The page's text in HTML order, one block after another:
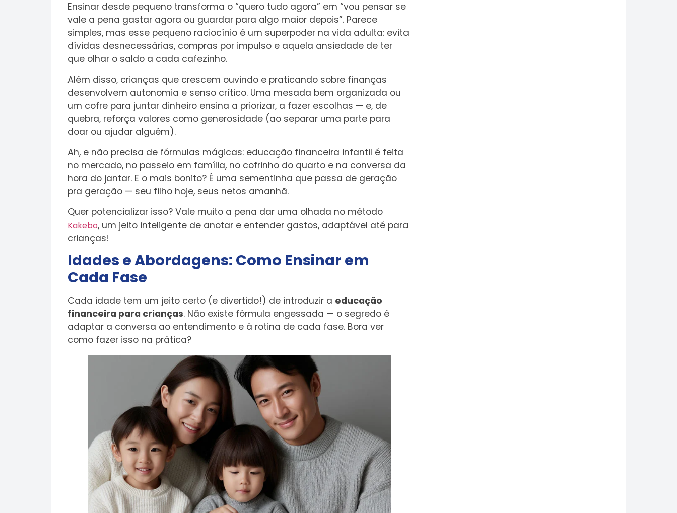
Ensinar desde pequeno transforma o “quero tudo agora” em “vou pensar se
vale a pena gastar agora ou guardar para algo maior depois”. Parece
simples, mas esse pequeno raciocínio é um superpoder na vida adulta: evita
dívidas desnecessárias, compras por impulso e aquela ansiedade de ter
que olhar o saldo a cada cafezinho.
Além disso, crianças que crescem ouvindo e praticando sobre finanças
desenvolvem autonomia e senso crítico. Uma mesada bem organizada ou
um cofre para juntar dinheiro ensina a priorizar, a fazer escolhas — e, de
quebra, reforça valores como generosidade (ao separar uma parte para
doar ou ajudar alguém).
Ah, e não precisa de fórmulas mágicas: educação financeira infantil é feita
no mercado, no passeio em família, no cofrinho do quarto e na conversa da
hora do jantar. E o mais bonito? É uma sementinha que passa de geração
pra geração — seu filho hoje, seus netos amanhã.
Quer potencializar isso? Vale muito a pena dar uma olhada no método
Kakebo, um jeito inteligente de anotar e entender gastos, adaptável até para
crianças!
Idades e Abordagens: Como Ensinar em
Cada Fase
Cada idade tem um jeito certo (e divertido!) de introduzir a educação
financeira para crianças. Não existe fórmula engessada — o segredo é
adaptar a conversa ao entendimento e à rotina de cada fase. Bora ver
como fazer isso na prática?